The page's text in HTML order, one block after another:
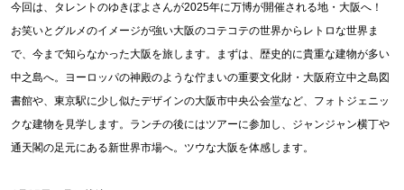
今回は、タレントのゆきぽよさんが2025年に万博が開催される地・大阪へ！
お笑いとグルメのイメージが強い大阪のコテコテの世界からレトロな世界ま
で、今まで知らなかった大阪を旅します。まずは、歴史的に貴重な建物が多い
中之島へ。ヨーロッパの神殿のような佇まいの重要文化財・大阪府立中之島図
書館や、東京駅に少し似たデザインの大阪市中央公会堂など、フォトジェニッ
クな建物を見学します。ランチの後にはツアーに参加し、ジャンジャン横丁や
通天閣の足元にある新世界市場へ。ツウな大阪を体感します。